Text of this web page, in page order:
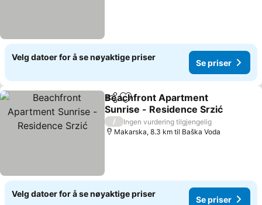
Velg datoer for å se nøyaktige priser
Se priser
Del Legg til i favoritter
Beachfront Apartment
Sunrise - Residence Srzić
Se priser
/
Ingen vurdering tilgjengelig
Makarska, 8.3 km til Baška Voda
Velg datoer for å se nøyaktige priser
Se priser